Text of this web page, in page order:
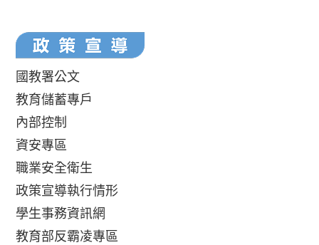
國教署公文
教育儲蓄專戶
內部控制
資安專區
職業安全衛生
政策宣導執行情形
學生事務資訊網
教育部反霸凌專區